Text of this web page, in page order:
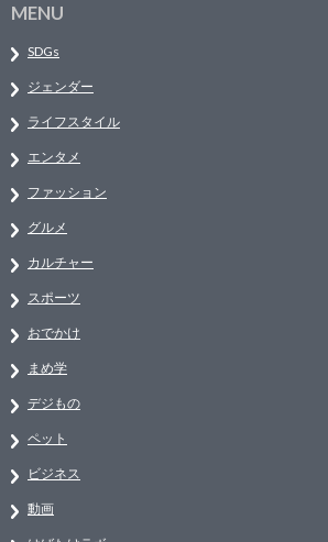
MENU
SDGs
ジェンダー
ライフスタイル
エンタメ
ファッション
グルメ
カルチャー
スポーツ
おでかけ
まめ学
デジもの
ペット
ビジネス
動画